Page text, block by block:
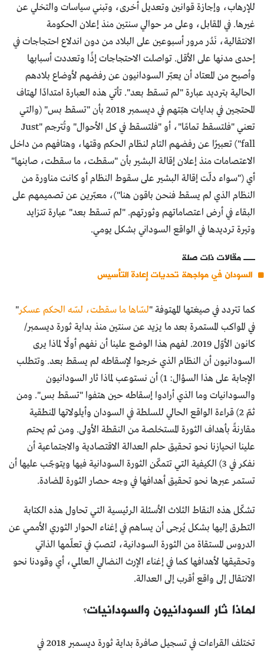
للإرهاب، وإجازة قوانين وتعديل أخرى، وتبني سياسات والتخلي عن
غيرها. في المقابل، وعلى مر حوالي سنتين منذ إعلان الحكومة
الانتقالية، نَدُر مرور أسبوعين على البلاد من دون اندلاع احتجاجات في
إحدى مدنها على الأقل. تواصلت الاحتجاجات إذًا وتعددت أسبابها
وأصبح من المعتاد أن يعبّر السودانيون عن رفضهم لأوضاع بلادهم
الحالية بترديد عبارة "لم تسقط بعد". تأتي هذه العبارة امتدادًا لهتاف
المحتجين في بدايات هبّتهم في ديسمبر 2018 بأن "تسقط بس" (والتي
تعني "فلتسقط تمامًا"، أو "فلتسقط في كل الأحوال" وتُترجم "Just
fall") تعبيرًا عن رفضهم التام لنظام الحكم وقتها، وهتافهم من داخل
الاعتصامات منذ إعلان إقالة البشير بأن "سقطت، ما سقطت، صابنها"
أي ("سواء دلّت إقالة البشير على سقوط النظام أو كانت مناورة من
النظام الذي لم يسقط فنحن باقون هنا")، معبّرين عن تصميمهم على
البقاء في أرض اعتصاماتهم وثورتهم. "لم تسقط بعد" عبارة تتزايد
وتيرة ترديدها في الواقع السوداني بشكل يومي.
مقالات ذات صلة
السودان في مواجهة تحديات إعادة التأسيس
كما تتردد في صيغتها المهتوفة "لسّاها ما سقطت، لسّه الحكم عسكر"
في المواكب المستمرة بعد ما يزيد عن سنتين منذ بداية ثورة ديسمبر/
كانون الأوّل 2019. لفهم هذا الوضع علينا أن نفهم أولًا لماذا يرى
السودانيون أن النظام الذي خرجوا لإسقاطه لم يسقط بعد. وتتطلب
الإجابة على هذا السؤال: 1) أن نستوعب لماذا ثار السودانيون
والسودانيات وما الذي أرادوا إسقاطه حين هتفوا "تسقط بس". ومن
ثمّ 2) قراءة الواقع الحالي للسلطة في السودان وأيلولاتها المنطقية
مقارنةً بأهداف الثورة المستخلصة من النقطة الأولى. ومن ثم يحتم
علينا انحيازنا نحو تحقيق حلم العدالة الاقتصادية والاجتماعية أن
نفكر في 3) الكيفية التي تتمكّن الثورة السودانية فيها ويتوجّب عليها أن
تستمر عبرها نحو تحقيق أهدافها في وجه حصار الثورة المضادة.
تشكّل هذه النقاط الثلاث الأسئلة الرئيسية التي تحاول هذه الكتابة
التطرق إليها بشكل يُرجى أن يساهم في إغناء الحوار الثوري الأممي عن
الدروس المستقاة من الثورة السودانية، لتصبّ في تعلّمها الذاتي
وتحقيقها لأهدافها كما في إغناء الإرث النضالي العالمي، أي وقودنا نحو
الانتقال إلى واقع أقرب إلى العدالة.
لماذا ثار السودانيون والسودانيات؟
تختلف القراءات في تسجيل صافرة بداية ثورة ديسمبر 2018 في